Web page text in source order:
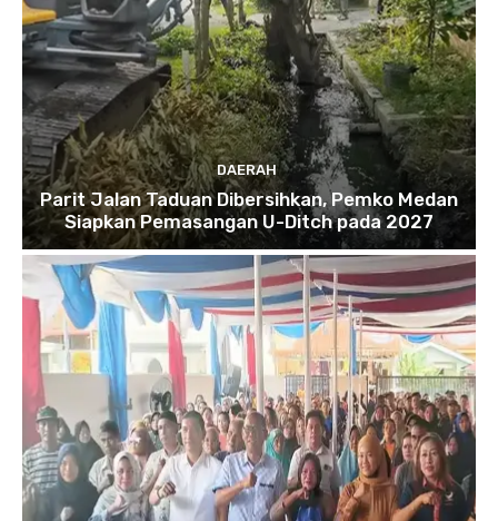
DAERAH
Parit Jalan Taduan Dibersihkan, Pemko Medan
Siapkan Pemasangan U-Ditch pada 2027